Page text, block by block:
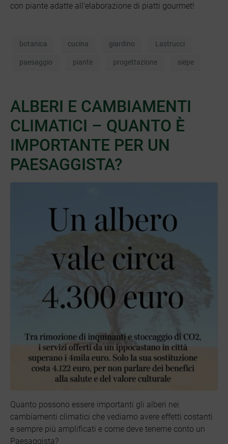
con piante adatte all’elaborazione di piatti gourmet!
botanica cucina giardino Lastrucci
paesaggio piante progettazione siepe
ALBERI E CAMBIAMENTI
CLIMATICI – QUANTO È
IMPORTANTE PER UN
PAESAGGISTA?
Quanto possono essere importanti gli alberi nei
cambiamenti climatici che vediamo avere effetti costanti
e sempre più amplificati e come deve tenerne conto un
Paesaggista?